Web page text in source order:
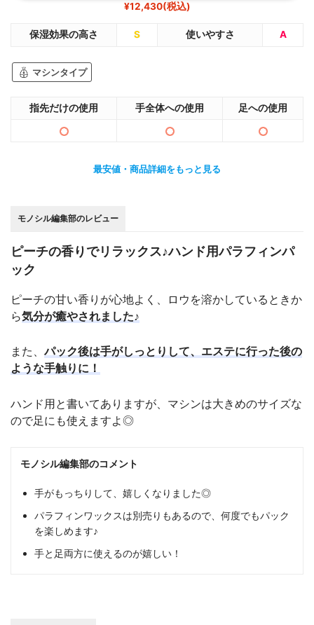
¥12,430(税込)
保湿効果の高さ S 使いやすさ A
マシンタイプ
指先だけの使用 手全体への使用 足への使用
最安値・商品詳細をもっと見る
モノシル編集部のレビュー
ピーチの香りでリラックス♪ハンド用パラフィンパ
ック
ピーチの甘い香りが心地よく、ロウを溶かしているときか
ら気分が癒やされました♪
また、パック後は手がしっとりして、エステに行った後の
ような手触りに！
ハンド用と書いてありますが、マシンは大きめのサイズな
ので足にも使えますよ◎
モノシル編集部のコメント
手がもっちりして、嬉しくなりました◎
パラフィンワックスは別売りもあるので、何度でもパック
を楽しめます♪
手と足両方に使えるのが嬉しい！